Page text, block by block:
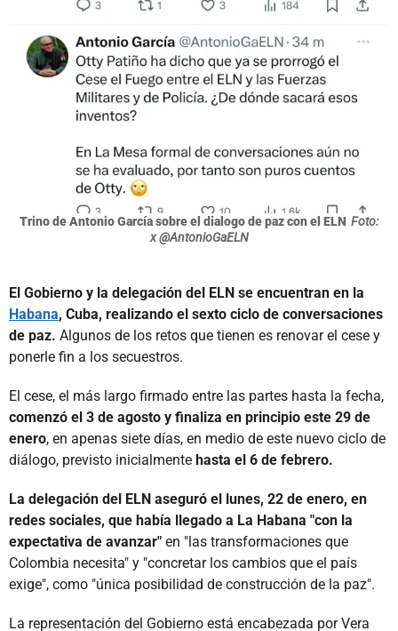
Trino de Antonio García sobre el dialogo de paz con el ELN Foto:
x @AntonioGaELN
El Gobierno y la delegación del ELN se encuentran en la
Habana, Cuba, realizando el sexto ciclo de conversaciones
de paz. Algunos de los retos que tienen es renovar el cese y
ponerle fin a los secuestros.
El cese, el más largo firmado entre las partes hasta la fecha,
comenzó el 3 de agosto y finaliza en principio este 29 de
enero, en apenas siete días, en medio de este nuevo ciclo de
diálogo, previsto inicialmente hasta el 6 de febrero.
La delegación del ELN aseguró el lunes, 22 de enero, en
redes sociales, que había llegado a La Habana "con la
expectativa de avanzar" en "las transformaciones que
Colombia necesita" y "concretar los cambios que el país
exige", como "única posibilidad de construcción de la paz".
La representación del Gobierno está encabezada por Vera